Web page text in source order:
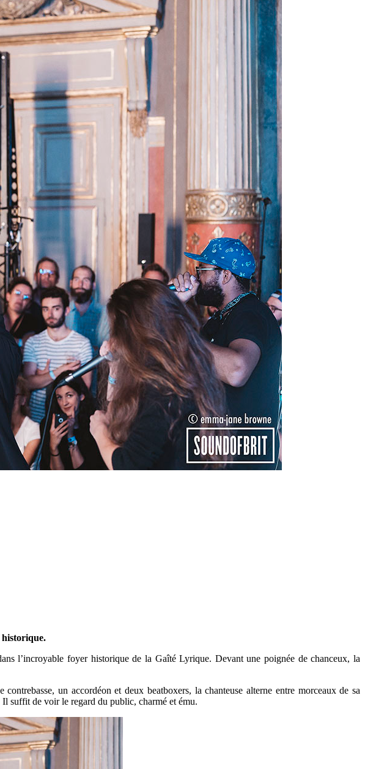
historique.
l’incroyable foyer historique de la Gaîté Lyrique. Devant une poignée de chanceux, la
un accordéon et deux beatboxers, la chanteuse alterne entre morceaux de sa
suffit de voir le regard du public, charmé et ému.